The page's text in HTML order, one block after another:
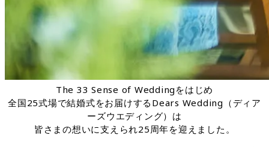
The 33 Sense of Weddingをはじめ
全国25式場で結婚式をお届けするDears Wedding（ディア
ーズウエディング）は
皆さまの想いに支えられ25周年を迎えました。